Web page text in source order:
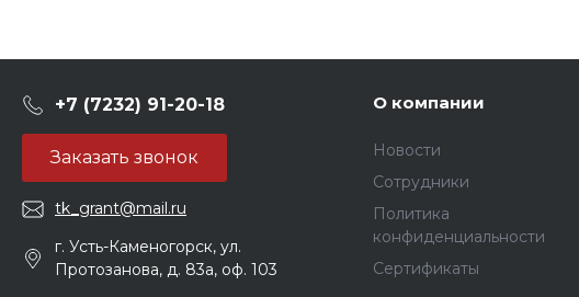
+7 (7232) 91-20-18
Заказать звонок
tk_grant@mail.ru
г. Усть-Каменогорск, ул.
Протозанова, д. 83а, оф. 103
О компании
Новости
Сотрудники
Политика
конфиденциальности
Сертификаты